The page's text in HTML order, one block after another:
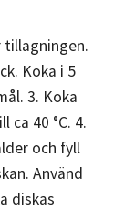
tillagningen.
Koka i 5
3. Koka
ca 40 °C. 4.
och fyll
Använd
diskas